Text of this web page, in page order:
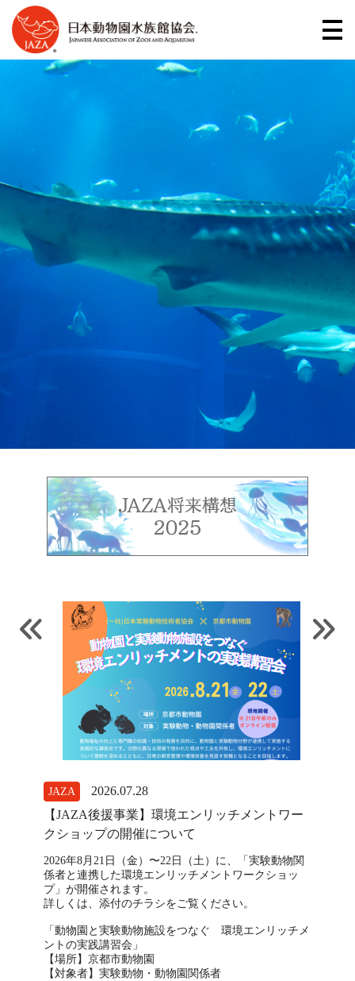
JAZA
2026.07.28
【JAZA後援事業】環境エンリッチメントワー
クショップの開催について
2026年8月21日（金）〜22日（土）に、「実験動物関
係者と連携した環境エンリッチメントワークショッ
プ」が開催されます。
詳しくは、添付のチラシをご覧ください。
「動物園と実験動物施設をつなぐ 環境エンリッチメ
ントの実践講習会」
【場所】京都市動物園
【対象者】実験動物・動物園関係者